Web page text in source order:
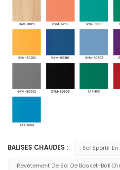
BALISES CHAUDES : Sol Sportif En
Revêtement De Sol De Basket-Ball